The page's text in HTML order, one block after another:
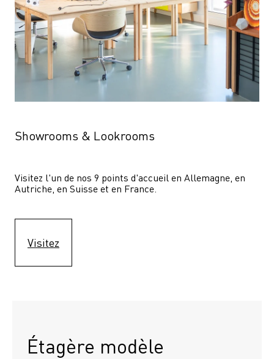
Showrooms & Lookrooms
Visitez l'un de nos 9 points d'accueil en Allemagne, en
Autriche, en Suisse et en France.
Visitez
Étagère modèle